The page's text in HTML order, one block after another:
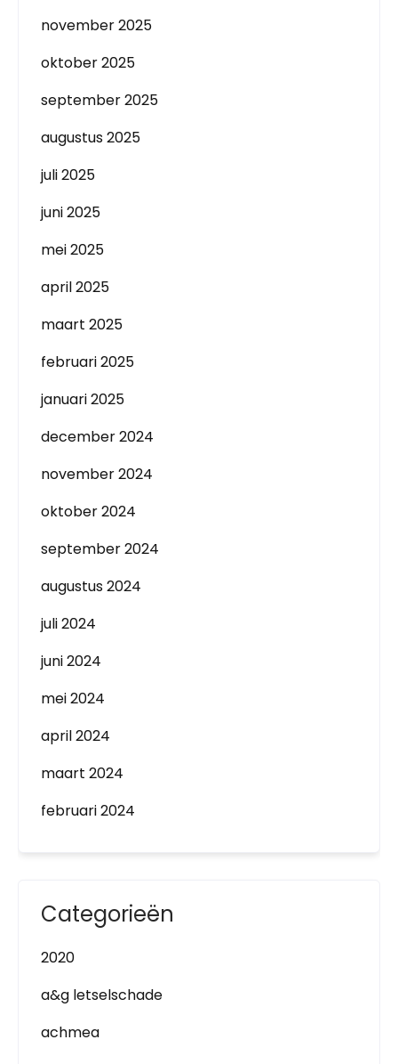
november 2025
oktober 2025
september 2025
augustus 2025
juli 2025
juni 2025
mei 2025
april 2025
maart 2025
februari 2025
januari 2025
december 2024
november 2024
oktober 2024
september 2024
augustus 2024
juli 2024
juni 2024
mei 2024
april 2024
maart 2024
februari 2024
Categorieën
2020
a&g letselschade
achmea